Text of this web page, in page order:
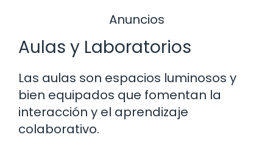
Anuncios
Aulas y Laboratorios
Las aulas son espacios luminosos y
bien equipados que fomentan la
interacción y el aprendizaje
colaborativo.